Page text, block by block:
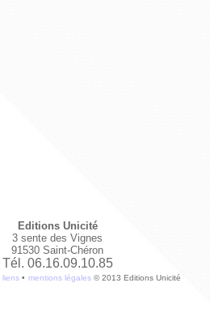
Editions Unicité
3 sente des Vignes
91530 Saint-Chéron
Tél. 06.16.09.10.85
liens • mentions légales© 2013 Editions Unicité